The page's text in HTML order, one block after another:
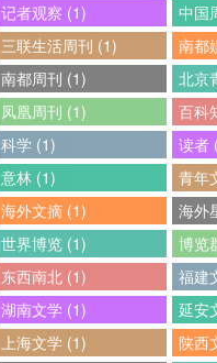
记者观察 (1)
中国
三联生活周刊 (1)
南都
南都周刊 (1)
北京
凤凰周刊 (1)
百科
科学 (1)
读者
意林 (1)
青年
海外文摘 (1)
海外
世界博览 (1)
博览
东西南北 (1)
福建
湖南文学 (1)
延安
上海文学 (1)
陕西